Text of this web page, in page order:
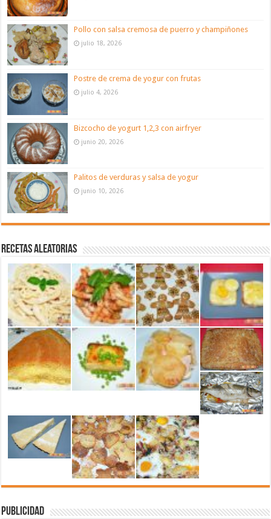
Pollo con salsa cremosa de puerro y champiñones
julio 18, 2026
Postre de crema de yogur con frutas
julio 4, 2026
Bizcocho de yogurt 1,2,3 con airfryer
junio 20, 2026
Palitos de verduras y salsa de yogur
junio 10, 2026
Recetas aleatorias
Publicidad